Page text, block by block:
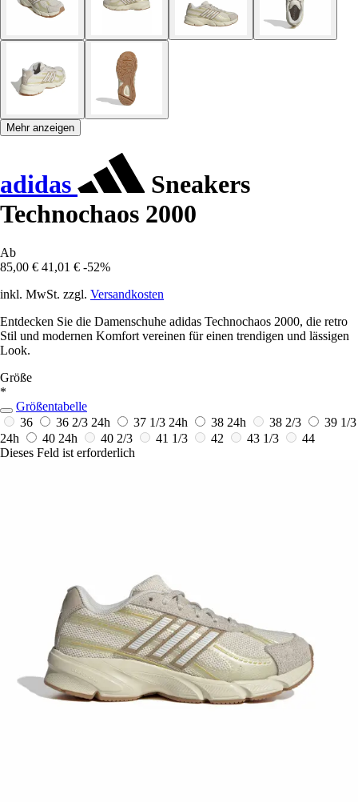
Mehr anzeigen
adidas
Sneakers
Technochaos 2000
Ab
85,00 € 41,01 € -52%
inkl. MwSt. zzgl. Versandkosten
Entdecken Sie die Damenschuhe adidas Technochaos 2000, die retro
Stil und modernen Komfort vereinen für einen trendigen und lässigen
Look.
Größe
*
Größentabelle
36
36 2/3 24h 37 1/3 24h 38 24h 38 2/3
39 1/3
24h
40 24h 40 2/3 41 1/3 42 43 1/3
44
Dieses Feld ist erforderlich